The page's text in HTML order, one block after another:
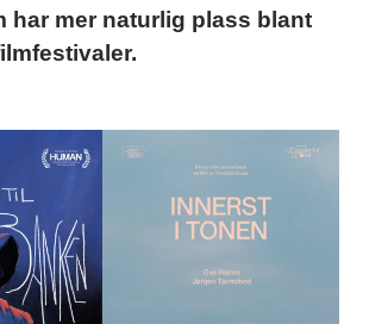
har mer naturlig plass blant